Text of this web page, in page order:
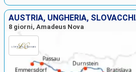
8 giorni, Amadeus Nova